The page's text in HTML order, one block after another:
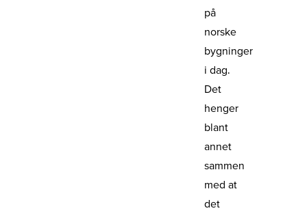
på
norske
bygninger
i dag.
Det
henger
blant
annet
sammen
med at
det